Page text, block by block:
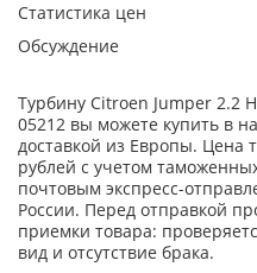
Статистика цен
Обсуждение
Турбину Citroen Jumper 2.2
05212 вы можете купить в
доставкой из Европы. Цена
рублей с учетом
почтовым экспресс-
России. Перед отправкой
приемки товара:
вид и отсутствие брака.